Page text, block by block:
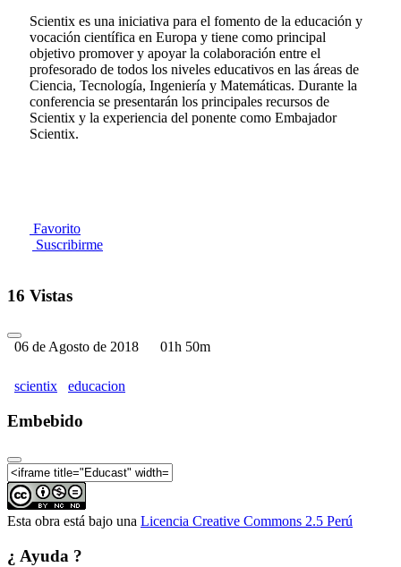
Scientix es una iniciativa para el fomento de la educación y
vocación científica en Europa y tiene como principal
objetivo promover y apoyar la colaboración entre el
profesorado de todos los niveles educativos en las áreas de
Ciencia, Tecnología, Ingeniería y Matemáticas. Durante la
conferencia se presentarán los principales recursos de
Scientix y la experiencia del ponente como Embajador
Scientix.
Favorito
Suscribirme
16 Vistas
06 de Agosto de 2018 01h 50m
scientix educacion
Embebido
Esta obra está bajo una Licencia Creative Commons 2.5 Perú
¿ Ayuda ?